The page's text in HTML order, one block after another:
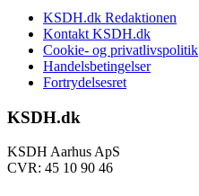
KSDH.dk Redaktionen
Kontakt KSDH.dk
Cookie- og privatlivspolitik
Handelsbetingelser
Fortrydelsesret
KSDH.dk
KSDH Aarhus ApS
CVR: 45 10 90 46